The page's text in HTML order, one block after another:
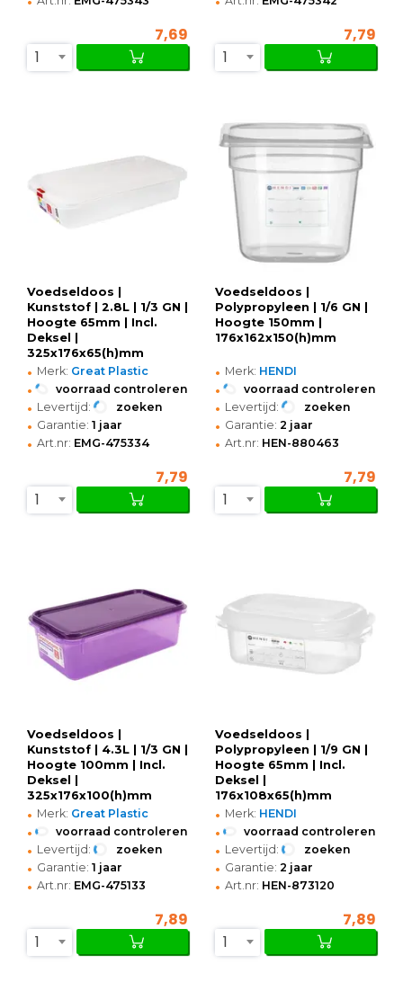
7,69
1
7,79
1
Voedseldoos |
Kunststof | 2.8L | 1/3 GN |
Hoogte 65mm | Incl.
Deksel |
325x176x65(h)mm
• Merk: Great Plastic
• voorraad controleren
• Levertijd: zoeken
• Garantie: 1 jaar
• Art.nr: EMG-475334
7,79
1
Voedseldoos |
Polypropyleen | 1/6 GN |
Hoogte 150mm |
176x162x150(h)mm
• Merk: HENDI
• voorraad controleren
• Levertijd: zoeken
• Garantie: 2 jaar
• Art.nr: HEN-880463
7,79
1
Voedseldoos |
Kunststof | 4.3L | 1/3 GN |
Hoogte 100mm | Incl.
Deksel |
325x176x100(h)mm
• Merk: Great Plastic
• voorraad controleren
• Levertijd: zoeken
• Garantie: 1 jaar
• Art.nr: EMG-475133
7,89
1
Voedseldoos |
Polypropyleen | 1/9 GN |
Hoogte 65mm | Incl.
Deksel |
176x108x65(h)mm
• Merk: HENDI
• voorraad controleren
• Levertijd: zoeken
• Garantie: 2 jaar
• Art.nr: HEN-873120
7,89
1